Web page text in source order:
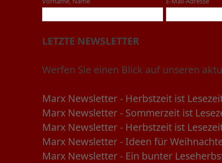
LETZTE NEWSLETTER
Werfen Sie einen Blick auf unseren
Marx Newsletter - Herbstzeit ist
Marx Newsletter - Sommerzeit ist
Marx Newsletter - Herbstzeit ist
Marx Newsletter - Ideen für
Marx Newsletter - Ein bunter